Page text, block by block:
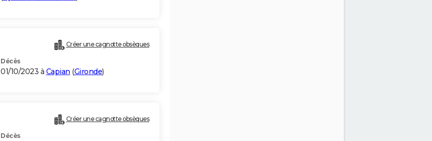
Créer une cagnotte obsèques
Décès
01/10/2023 à Capian (Gironde)
Créer une cagnotte obsèques
Décès